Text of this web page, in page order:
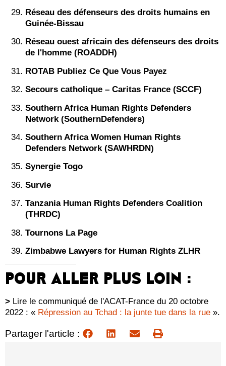
Réseau des défenseurs des droits humains en
Guinée-Bissau
Réseau ouest africain des défenseurs des droits
de l'homme (ROADDH)
ROTAB Publiez Ce Que Vous Payez
Secours catholique – Caritas France (SCCF)
Southern Africa Human Rights Defenders
Network (SouthernDefenders)
Southern Africa Women Human Rights
Defenders Network (SAWHRDN)
Synergie Togo
Survie
Tanzania Human Rights Defenders Coalition
(THRDC)
Tournons La Page
Zimbabwe Lawyers for Human Rights ZLHR
POUR ALLER PLUS LOIN :
> Lire le communiqué de l'ACAT-France du 20 octobre
2022 : « Répression au Tchad : la junte tue dans la rue ».
Partager l'article :